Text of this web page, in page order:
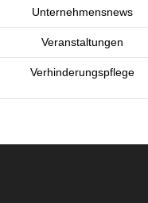
Unternehmensnews
Veranstaltungen
Verhinderungspflege